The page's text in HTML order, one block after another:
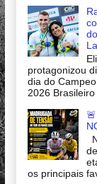
protagonizou
dia do
2026 Brasileiro
os principais